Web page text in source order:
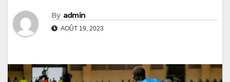
By admin
AOÛT 19, 2023